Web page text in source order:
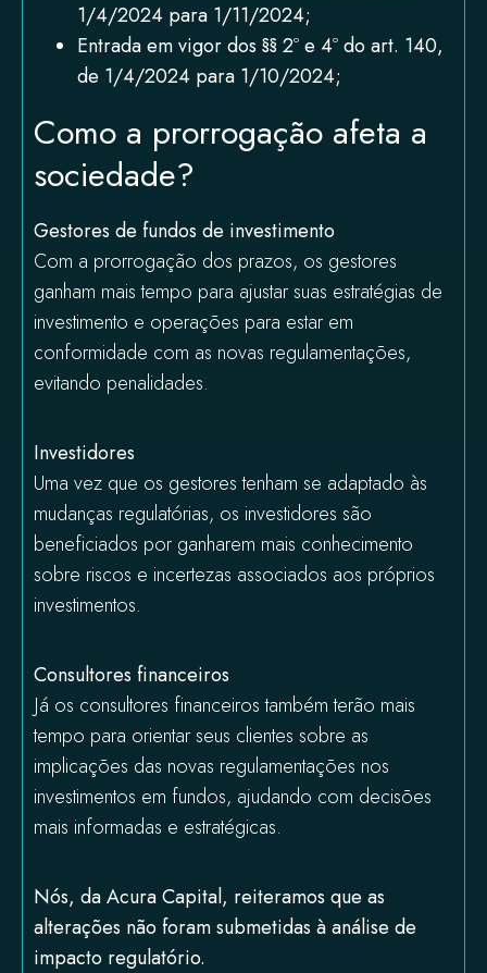
1/4/2024 para 1/11/2024;
Entrada em vigor dos §§ 2º e 4º do art. 140,
de 1/4/2024 para 1/10/2024;
Como a prorrogação afeta a
sociedade?
Gestores de fundos de investimento
Com a prorrogação dos prazos, os gestores
ganham mais tempo para ajustar suas estratégias de
investimento e operações para estar em
conformidade com as novas regulamentações,
evitando penalidades.
Investidores
Uma vez que os gestores tenham se adaptado às
mudanças regulatórias, os investidores são
beneficiados por ganharem mais conhecimento
sobre riscos e incertezas associados aos próprios
investimentos.
Consultores financeiros
Já os consultores financeiros também terão mais
tempo para orientar seus clientes sobre as
implicações das novas regulamentações nos
investimentos em fundos, ajudando com decisões
mais informadas e estratégicas.
Nós, daAcura Capital, reiteramos que as
alterações não foram submetidas à análise de
impacto regulatório.